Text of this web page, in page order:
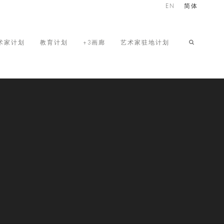
家计划 教育计划 +3画廊 艺术家驻地计划
EN 简体